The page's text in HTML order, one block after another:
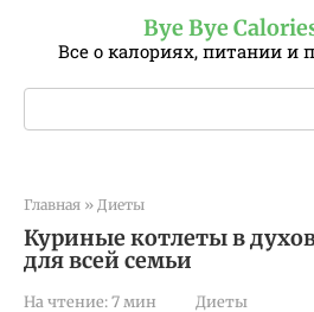
Bye Bye
Все о калориях, питании и
Поиск:
Главная » Диеты
Куриные котлеты в
для всей семьи
На чтение:7 мин Диеты